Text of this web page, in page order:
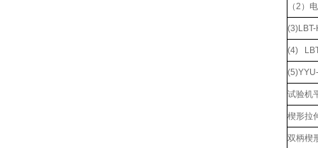
（2）
(4)
试验机
楔形拉
双柄楔